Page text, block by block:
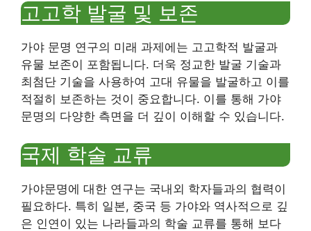
고고학 발굴 및 보존
가야 문명 연구의 미래 과제에는 고고학적 발굴과
유물 보존이 포함됩니다. 더욱 정교한 발굴 기술과
최첨단 기술을 사용하여 고대 유물을 발굴하고 이를
적절히 보존하는 것이 중요합니다. 이를 통해 가야
문명의 다양한 측면을 더 깊이 이해할 수 있습니다.
국제 학술 교류
가야문명에 대한 연구는 국내외 학자들과의 협력이
필요하다. 특히 일본, 중국 등 가야와 역사적으로 깊
은 인연이 있는 나라들과의 학술 교류를 통해 보다